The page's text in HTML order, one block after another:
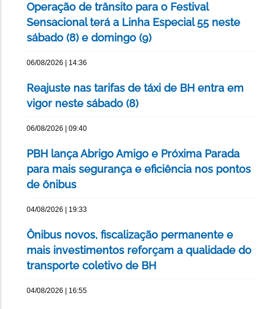
Operação de trânsito para o Festival
Sensacional terá a Linha Especial 55 neste
sábado (8) e domingo (9)
06/08/2026 | 14:36
Reajuste nas tarifas de táxi de BH entra em
vigor neste sábado (8)
06/08/2026 | 09:40
PBH lança Abrigo Amigo e Próxima Parada
para mais segurança e eficiência nos pontos
de ônibus
04/08/2026 | 19:33
Ônibus novos, fiscalização permanente e
mais investimentos reforçam a qualidade do
transporte coletivo de BH
04/08/2026 | 16:55